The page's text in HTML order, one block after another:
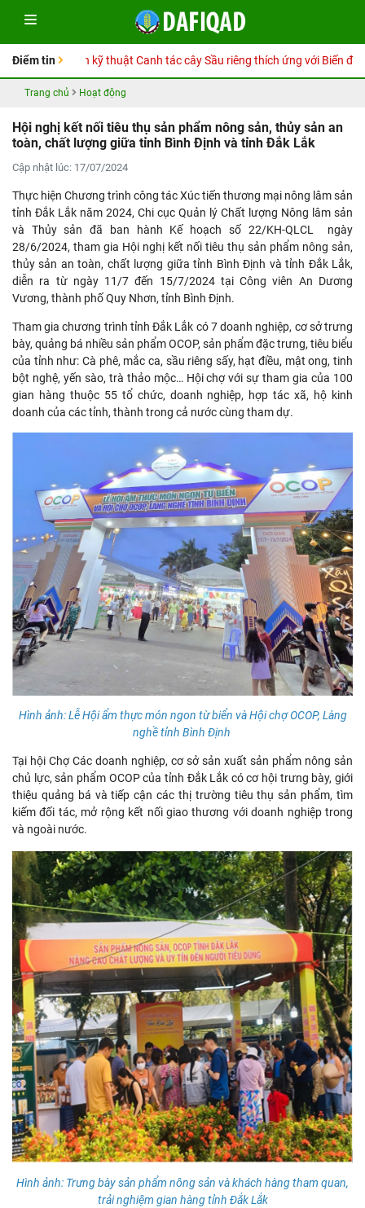
Điểm tin
Hướng dẫn kỹ thuật Canh tác cây Sầu riêng thích ứng với Biến đổi khí
Trang chủ Hoạt động
Hội nghị kết nối tiêu thụ sản phẩm nông sản, thủy sản an
toàn, chất lượng giữa tỉnh Bình Định và tỉnh Đắk Lắk
Cập nhật lúc: 17/07/2024
Thực hiện Chương trình công tác Xúc tiến thương mại nông lâm sản
tỉnh Đắk Lắk năm 2024, Chi cục Quản lý Chất lượng Nông lâm sản
và Thủy sản đã ban hành Kế hoạch số 22/KH-QLCL ngày
28/6/2024, tham gia Hội nghị kết nối tiêu thụ sản phẩm nông sản,
thủy sản an toàn, chất lượng giữa tỉnh Bình Định và tỉnh Đắk Lắk,
diễn ra từ ngày 11/7 đến 15/7/2024 tại Công viên An Dương
Vương, thành phố Quy Nhơn, tỉnh Bình Định.
Tham gia chương trình tỉnh Đắk Lắk có 7 doanh nghiệp, cơ sở trưng
bày, quảng bá nhiều sản phẩm OCOP, sản phẩm đặc trưng, tiêu biểu
của tỉnh như: Cà phê, mắc ca, sầu riêng sấy, hạt điều, mật ong, tinh
bột nghệ, yến sào, trà thảo mộc… Hội chợ với sự tham gia của 100
gian hàng thuộc 55 tổ chức, doanh nghiệp, hợp tác xã, hộ kinh
doanh của các tỉnh, thành trong cả nước cùng tham dự.
Hình ảnh: Lễ Hội ẩm thực món ngon từ biển và Hội chợ OCOP, Làng
nghề tỉnh Bình Định
Tại hội Chợ Các doanh nghiệp, cơ sở sản xuất sản phẩm nông sản
chủ lực, sản phẩm OCOP của tỉnh Đắk Lắk có cơ hội trưng bày, giới
thiệu quảng bá và tiếp cận các thị trường tiêu thụ sản phẩm, tìm
kiếm đối tác, mở rộng kết nối giao thương với doanh nghiệp trong
và ngoài nước.
Hình ảnh: Trưng bày sản phẩm nông sản và khách hàng tham quan,
trải nghiệm gian hàng tỉnh Đắk Lắk